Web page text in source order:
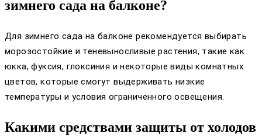
зимнего сада на балконе?
Для зимнего сада на балконе рекомендуется выбирать
морозостойкие и теневыносливые растения, такие как
юкка, фуксия, глоксиния и некоторые виды комнатных
цветов, которые смогут выдерживать низкие
температуры и условия ограниченного освещения.
Какими средствами защиты от холодов